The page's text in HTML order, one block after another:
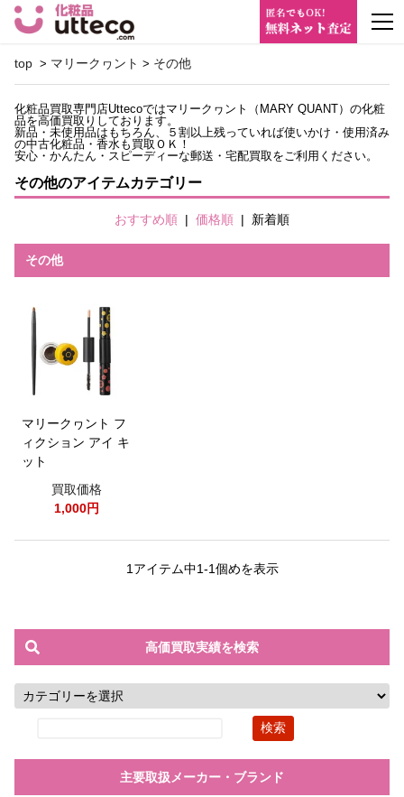
top > マリークヮント > その他
化粧品買取専門店Uttecoではマリークヮント（MARY QUANT）の化粧
品を高価買取りしております。
新品・未使用品はもちろん、５割以上残っていれば使いかけ・使用済み
の中古化粧品・香水も買取ＯＫ！
安心・かんたん・スピーディーな郵送・宅配買取をご利用ください。
その他のアイテムカテゴリー
おすすめ順 | 価格順 | 新着順
その他
マリークヮント フ
ィクション アイ キ
ット
買取価格
1,000円
1アイテム中1-1個めを表示
高価買取実績を検索
主要取扱メーカー・ブランド